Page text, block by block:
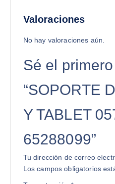
Valoraciones
No hay valoraciones aún.
Sé el
“SOPORTE
Y TABLET
65288099”
Tu dirección de correo
Los campos obligatorios